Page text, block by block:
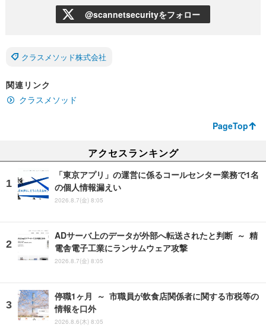
@scannetsecurityをフォロー
クラスメソッド株式会社
関連リンク
クラスメソッド
PageTop
アクセスランキング
「東京アプリ」の運営に係るコールセンター業務で1名
の個人情報漏えい
2026.8.7(金) 8:05
ADサーバ上のデータが外部へ転送されたと判断 ～ 精
電舎電子工業にランサムウェア攻撃
2026.8.7(金) 8:05
停職1ヶ月 ～ 市職員が飲食店関係者に関する市税等の
情報を口外
2026.8.6(木) 8:05